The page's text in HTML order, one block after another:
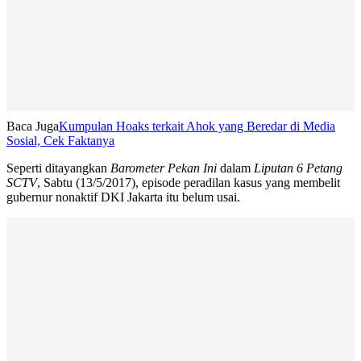
Baca JugaKumpulan Hoaks terkait Ahok yang Beredar di Media
Sosial, Cek Faktanya
Seperti ditayangkan Barometer Pekan Ini dalam Liputan 6 Petang
SCTV, Sabtu (13/5/2017), episode peradilan kasus yang membelit
gubernur nonaktif DKI Jakarta itu belum usai.